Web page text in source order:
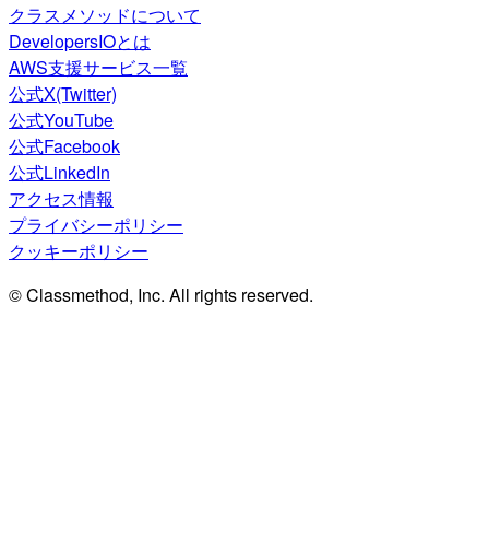
クラスメソッドについて
DevelopersIOとは
AWS支援サービス一覧
公式X(Twitter)
公式YouTube
公式Facebook
公式LinkedIn
アクセス情報
プライバシーポリシー
クッキーポリシー
© Classmethod, Inc. All rights reserved.